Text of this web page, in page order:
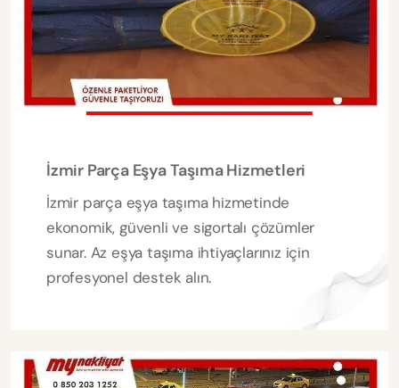
İzmir Parça Eşya Taşıma Hizmetleri
İzmir parça eşya taşıma hizmetinde
ekonomik, güvenli ve sigortalı çözümler
sunar. Az eşya taşıma ihtiyaçlarınız için
profesyonel destek alın.